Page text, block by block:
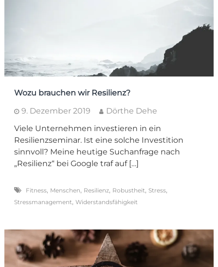
Wozu brauchen wir Resilienz?
9. Dezember 2019
Dörthe Dehe
Viele Unternehmen investieren in ein
Resilienzseminar. Ist eine solche Investition
sinnvoll? Meine heutige Suchanfrage nach
„Resilienz“ bei Google traf auf […]
Fitness, Menschen, Resilienz, Robustheit, Stress,
Stressmanagement, Widerstandsfähigkeit